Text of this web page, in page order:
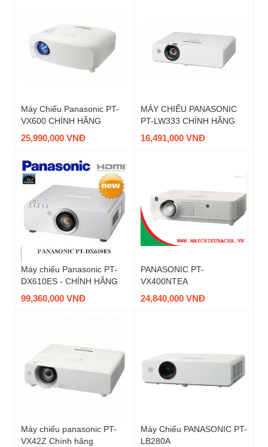
Máy Chiếu Panasonic PT-
VX600 CHÍNH HÃNG
25,990,000 VNĐ
MÁY CHIẾU PANASONIC
PT-LW333 CHÍNH HÃNG
16,491,000 VNĐ
Máy chiếu Panasonic PT-
DX610ES - CHÍNH HÃNG
99,360,000 VNĐ
PANASONIC PT-
VX400NTEA
24,840,000 VNĐ
Máy chiếu panasonic PT-
VX42Z Chính hãng
Máy Chiếu PANASONIC PT-
LB280A